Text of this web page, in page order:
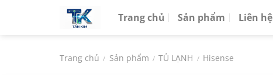
Trang chủ Sản phẩm Liên hệ
Trang chủ / Sản phẩm / TỦ LẠNH / Hisense